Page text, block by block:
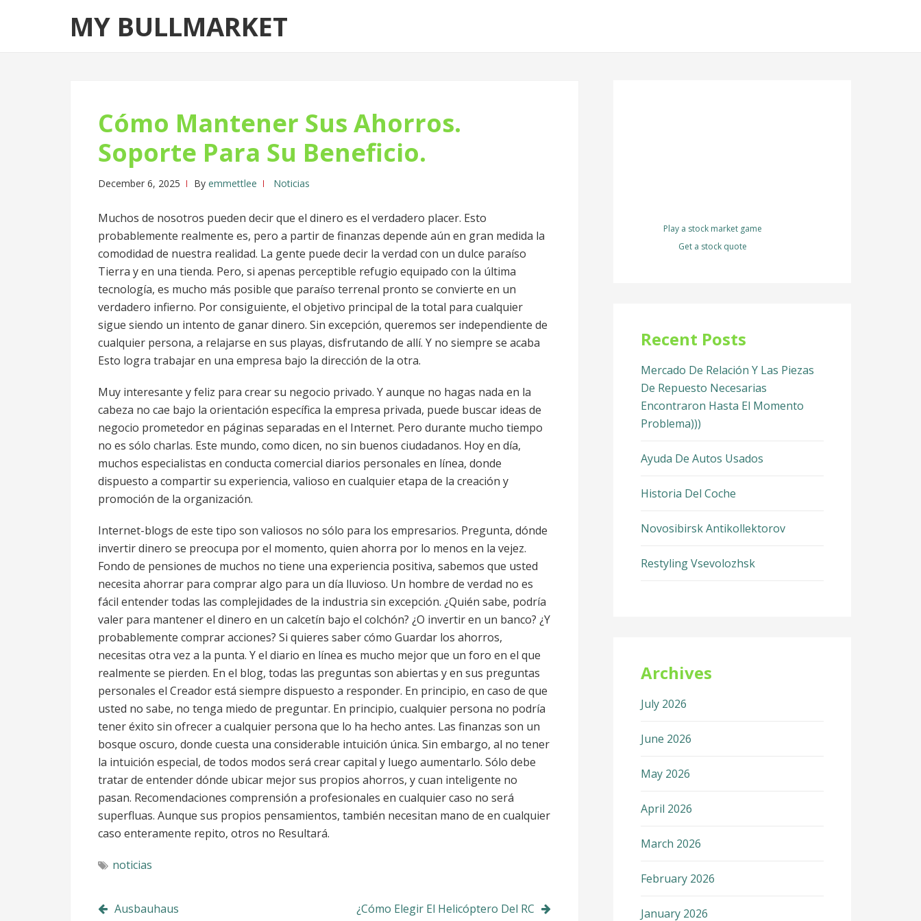
to
to
MY BULLMARKET
Cómo Mantener Sus Ahorros.
Soporte Para Su Beneficio.
December 6, 2025 By emmettlee Noticias
Muchos de nosotros pueden decir que el dinero es el verdadero placer. Esto
probablemente realmente es, pero a partir de finanzas depende aún en gran medida la
comodidad de nuestra realidad. La gente puede decir la verdad con un dulce paraíso
Tierra y en una tienda. Pero, si apenas perceptible refugio equipado con la última
tecnología, es mucho más posible que paraíso terrenal pronto se convierte en un
verdadero infierno. Por consiguiente, el objetivo principal de la total para cualquier
sigue siendo un intento de ganar dinero. Sin excepción, queremos ser independiente de
cualquier persona, a relajarse en sus playas, disfrutando de allí. Y no siempre se acaba
Esto logra trabajar en una empresa bajo la dirección de la otra.
Muy interesante y feliz para crear su negocio privado. Y aunque no hagas nada en la
cabeza no cae bajo la orientación específica la empresa privada, puede buscar ideas de
negocio prometedor en páginas separadas en el Internet. Pero durante mucho tiempo
no es sólo charlas. Este mundo, como dicen, no sin buenos ciudadanos. Hoy en día,
muchos especialistas en conducta comercial diarios personales en línea, donde
dispuesto a compartir su experiencia, valioso en cualquier etapa de la creación y
promoción de la organización.
Internet-blogs de este tipo son valiosos no sólo para los empresarios. Pregunta, dónde
invertir dinero se preocupa por el momento, quien ahorra por lo menos en la vejez.
Fondo de pensiones de muchos no tiene una experiencia positiva, sabemos que usted
necesita ahorrar para comprar algo para un día lluvioso. Un hombre de verdad no es
fácil entender todas las complejidades de la industria sin excepción. ¿Quién sabe, podría
valer para mantener el dinero en un calcetín bajo el colchón? ¿O invertir en un banco? ¿Y
probablemente comprar acciones? Si quieres saber cómo Guardar los ahorros,
necesitas otra vez a la punta. Y el diario en línea es mucho mejor que un foro en el que
realmente se pierden. En el blog, todas las preguntas son abiertas y en sus preguntas
personales el Creador está siempre dispuesto a responder. En principio, en caso de que
usted no sabe, no tenga miedo de preguntar. En principio, cualquier persona no podría
tener éxito sin ofrecer a cualquier persona que lo ha hecho antes. Las finanzas son un
bosque oscuro, donde cuesta una considerable intuición única. Sin embargo, al no tener
la intuición especial, de todos modos será crear capital y luego aumentarlo. Sólo debe
tratar de entender dónde ubicar mejor sus propios ahorros, y cuan inteligente no
pasan. Recomendaciones comprensión a profesionales en cualquier caso no será
superfluas. Aunque sus propios pensamientos, también necesitan mano de en cualquier
caso enteramente repito, otros no Resultará.
noticias
Post
Ausbauhaus ¿Cómo Elegir El Helicóptero Del RC
Play a stock market game
Get a stock quote
Recent Posts
Mercado De Relación Y Las Piezas
De Repuesto Necesarias
Encontraron Hasta El Momento
Problema)))
Ayuda De Autos Usados
Historia Del Coche
Novosibirsk Antikollektorov
Restyling Vsevolozhsk
Archives
July 2026
June 2026
May 2026
April 2026
March 2026
February 2026
January 2026